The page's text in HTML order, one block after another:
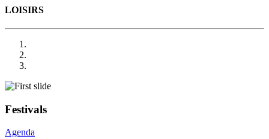
LOISIRS
Festivals
Agenda